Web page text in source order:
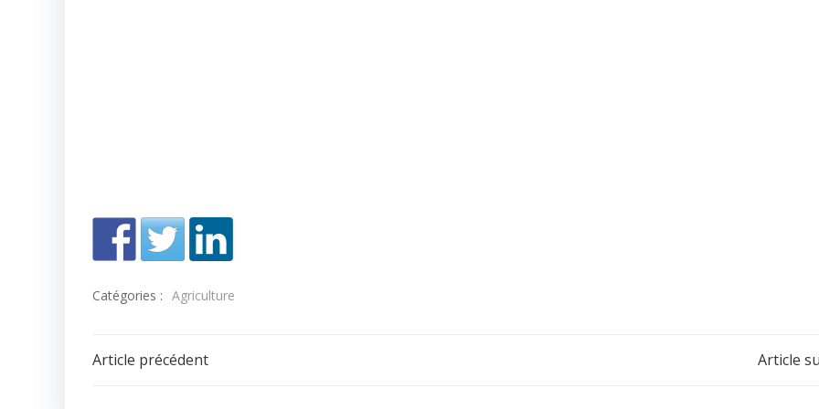
Catégories : Agriculture
Navigation
Article précédent Article